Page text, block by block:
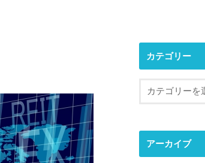
カテゴリー
アーカイブ